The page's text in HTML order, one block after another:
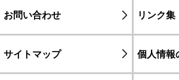
お問い合わせ リンク集
サイトマップ 個人情報